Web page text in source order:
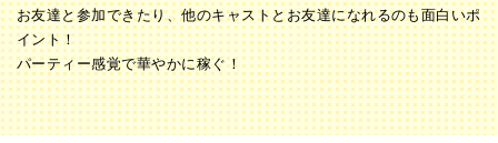
お友達と参加できたり、他のキャストとお友達になれるのも面白いポ
イント！
パーティー感覚で華やかに稼ぐ！